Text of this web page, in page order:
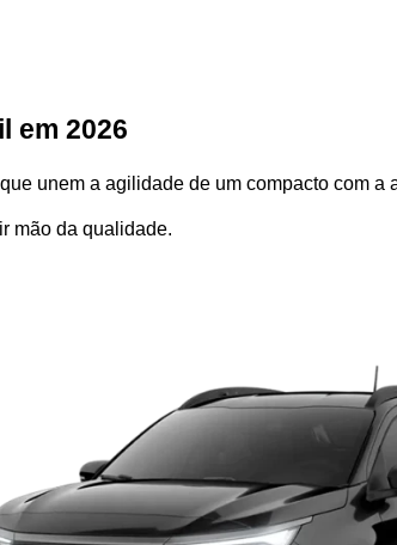
em 2026
unem a agilidade de um compacto com a
mão da qualidade.